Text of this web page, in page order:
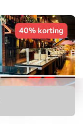
40% korting